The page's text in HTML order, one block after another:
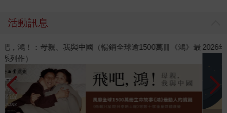
活動訊息
最 2026年8月金石堂強力推薦